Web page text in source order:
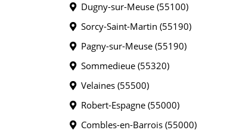
Dugny-sur-Meuse (55100)
Sorcy-Saint-Martin (55190)
Pagny-sur-Meuse (55190)
Sommedieue (55320)
Velaines (55500)
Robert-Espagne (55000)
Combles-en-Barrois (55000)